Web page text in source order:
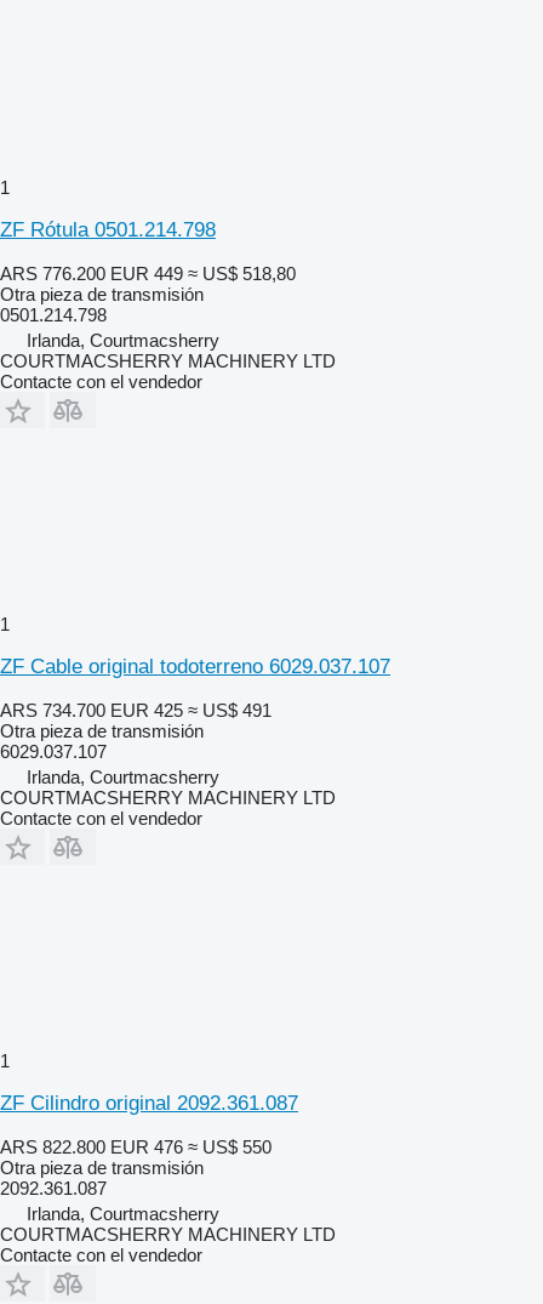
1
ZF Rótula 0501.214.798
ARS 776.200 EUR 449 ≈ US$ 518,80
Otra pieza de transmisión
0501.214.798
Irlanda, Courtmacsherry
COURTMACSHERRY MACHINERY LTD
Contacte con el vendedor
1
ZF Cable original todoterreno 6029.037.107
ARS 734.700 EUR 425 ≈ US$ 491
Otra pieza de transmisión
6029.037.107
Irlanda, Courtmacsherry
COURTMACSHERRY MACHINERY LTD
Contacte con el vendedor
1
ZF Cilindro original 2092.361.087
ARS 822.800 EUR 476 ≈ US$ 550
Otra pieza de transmisión
2092.361.087
Irlanda, Courtmacsherry
COURTMACSHERRY MACHINERY LTD
Contacte con el vendedor